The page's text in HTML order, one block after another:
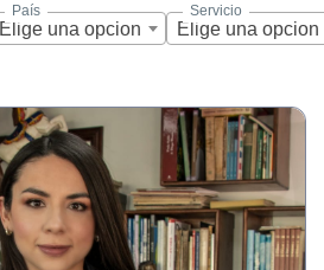
País
Elige una opcion
Servicio
Elige una opcion